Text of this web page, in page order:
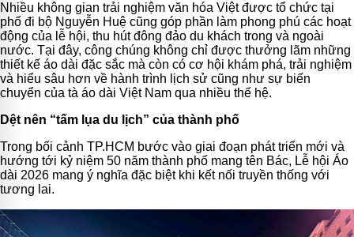
Nhiều không gian trải nghiệm văn hóa Việt được tổ chức tại
phố đi bộ Nguyễn Huệ cũng góp phần làm phong phú các hoạt
động của lễ hội, thu hút đông đảo du khách trong và ngoài
nước. Tại đây, công chúng không chỉ được thưởng lãm những
thiết kế áo dài đặc sắc mà còn có cơ hội khám phá, trải nghiệm
và hiểu sâu hơn về hành trình lịch sử cũng như sự biến
chuyển của tà áo dài Việt Nam qua nhiều thế hệ.
Dệt nên “tấm lụa du lịch” của thành phố
Trong bối cảnh TP.HCM bước vào giai đoạn phát triển mới và
hướng tới kỷ niệm 50 năm thành phố mang tên Bác, Lễ hội Áo
dài 2026 mang ý nghĩa đặc biệt khi kết nối truyền thống với
tương lai.